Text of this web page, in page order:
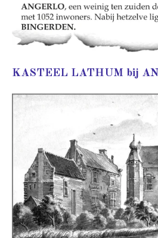
KASTEEL LATHUM bij